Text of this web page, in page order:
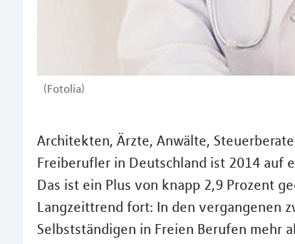
(Fotolia)
Architekten, Ärzte, Anwälte,
Freiberufler in Deutschland ist 2014 auf
Das ist ein Plus von knapp 2,9 Prozent
Langzeittrend fort: In den vergangenen
Selbstständigen in Freien Berufen mehr